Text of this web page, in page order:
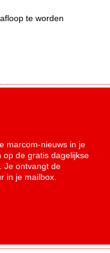
te worden
marcom-nieuws in je
op de gratis dagelijkse
Je ontvangt de
in je mailbox.